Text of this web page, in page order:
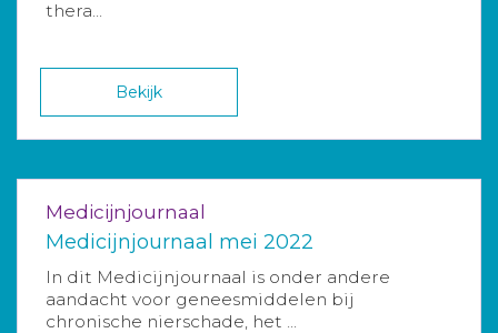
thera...
Bekijk
Medicijnjournaal
Medicijnjournaal mei 2022
In dit Medicijnjournaal is onder andere
aandacht voor geneesmiddelen bij
chronische nierschade, het ...